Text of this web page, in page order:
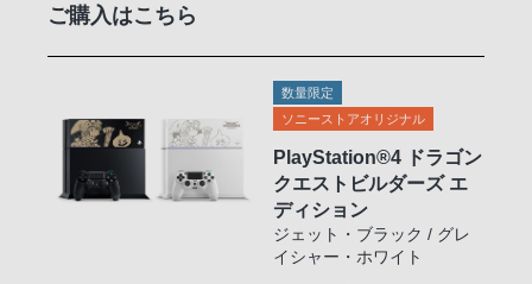
ご購入はこちら
数量限定
ソニーストアオリジナル
PlayStation®4 ドラゴン
クエストビルダーズ エ
ディション
ジェット・ブラック / グレ
イシャー・ホワイト